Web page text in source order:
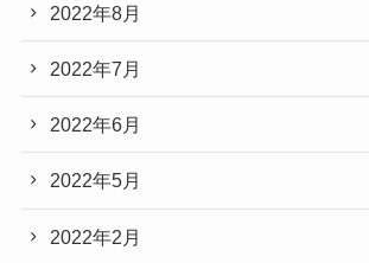
2022年8月
2022年7月
2022年6月
2022年5月
2022年2月